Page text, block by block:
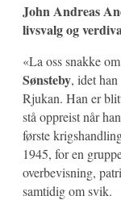
John Andreas
livsvalg og
«La oss snakke
Sønsteby, idet
Rjukan. Han er
stå oppreist når
første
1945, for en
overbevisning,
samtidig om svik.